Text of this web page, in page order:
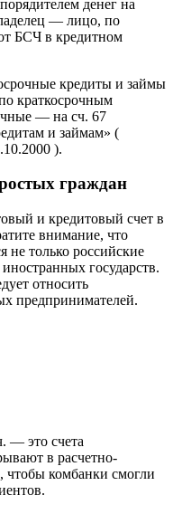
денег на
— лицо, по
БСЧ в кредитном
кредиты и займы
краткосрочным
— на сч. 67
и займам» (
).
граждан
и кредитовый счет в
внимание, что
не только российские
государств.
относить
предпринимателей.
— это счета
в расчетно-
чтобы комбанки смогли